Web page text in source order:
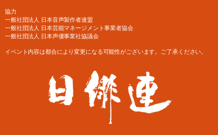
協力
一般社団法人 日本音声製作者連盟
一般社団法人 日本芸能マネージメント事業者協会
一般社団法人 日本声優事業社協議会
イベント内容は都合により変更になる可能性がございます。ご了承ください。